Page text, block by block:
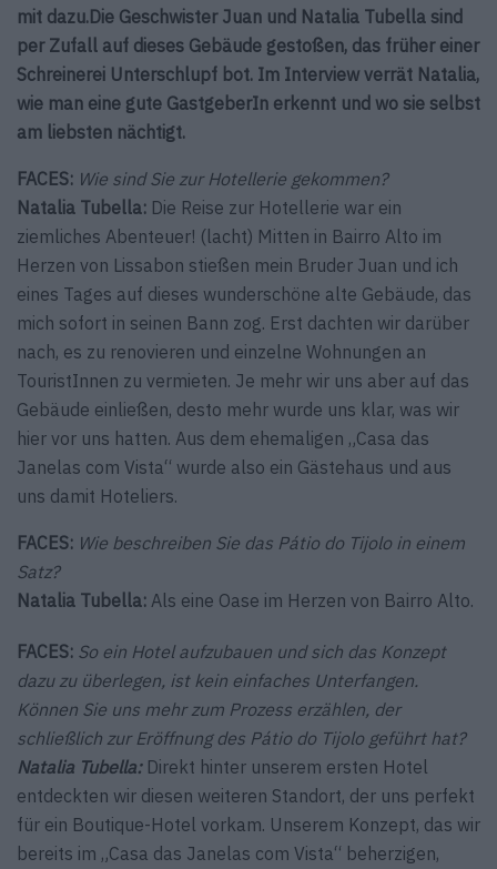
mit dazu.Die Geschwister Juan und Natalia Tubella sind
per Zufall auf dieses Gebäude gestoßen, das früher einer
Schreinerei Unterschlupf bot. Im Interview verrät Natalia,
wie man eine gute GastgeberIn erkennt und wo sie selbst
am liebsten nächtigt.
FACES: Wie sind Sie zur Hotellerie gekommen?
Natalia Tubella: Die Reise zur Hotellerie war ein
ziemliches Abenteuer! (lacht) Mitten in Bairro Alto im
Herzen von Lissabon stießen mein Bruder Juan und ich
eines Tages auf dieses wunderschöne alte Gebäude, das
mich sofort in seinen Bann zog. Erst dachten wir darüber
nach, es zu renovieren und einzelne Wohnungen an
TouristInnen zu vermieten. Je mehr wir uns aber auf das
Gebäude einließen, desto mehr wurde uns klar, was wir
hier vor uns hatten. Aus dem ehemaligen „Casa das
Janelas com Vista“ wurde also ein Gästehaus und aus
uns damit Hoteliers.
FACES: Wie beschreiben Sie das Pátio do Tijolo in einem
Satz?
Natalia Tubella: Als eine Oase im Herzen von Bairro Alto.
FACES: So ein Hotel aufzubauen und sich das Konzept
dazu zu überlegen, ist kein einfaches Unterfangen.
Können Sie uns mehr zum Prozess erzählen, der
schließlich zur Eröffnung des Pátio do Tijolo geführt hat?
Natalia Tubella:Direkt hinter unserem ersten Hotel
entdeckten wir diesen weiteren Standort, der uns perfekt
für ein ­Boutique-Hotel vorkam. Unserem Konzept, das wir
bereits im „Casa das Janelas com Vista“ beherzigen,